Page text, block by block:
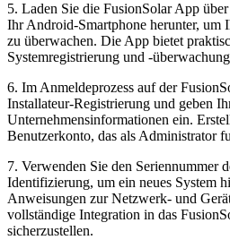
5. Laden Sie die FusionSolar App
Ihr Android-Smartphone herunter, um
zu überwachen. Die App bietet
Systemregistrierung und -
6. Im Anmeldeprozess auf der
Installateur-Registrierung und geben
Unternehmensinformationen ein.
Benutzerkonto, das als Administrator
7. Verwenden Sie den Seriennummer
Identifizierung, um ein neues System
Anweisungen zur Netzwerk- und
vollständige Integration in das
sicherzustellen.